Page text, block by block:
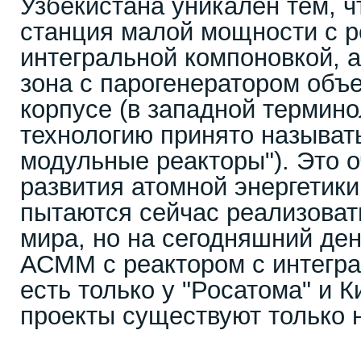
Узбекистана уникален тем,
станция малой мощности с
интегральной компоновкой,
зона с парогенератором
корпусе (в западной
технологию принято
модульные реакторы"). Это
развития атомной
пытаются сейчас
мира, но на сегодняшний
АСММ с реактором с
есть только у "Росатома" и
проекты существуют только